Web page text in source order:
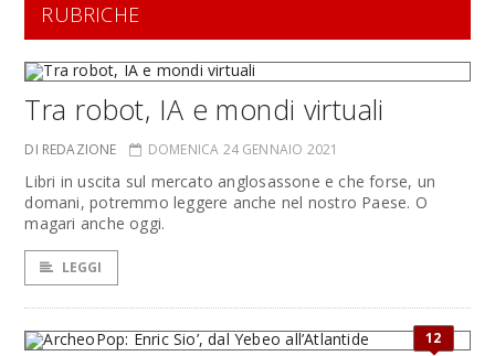
RUBRICHE
Tra robot, IA e mondi virtuali
DI REDAZIONE DOMENICA 24 GENNAIO 2021
Libri in uscita sul mercato anglosassone e che forse, un
domani, potremmo leggere anche nel nostro Paese. O
magari anche oggi.
LEGGI
12